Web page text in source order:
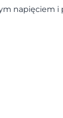
napięciem